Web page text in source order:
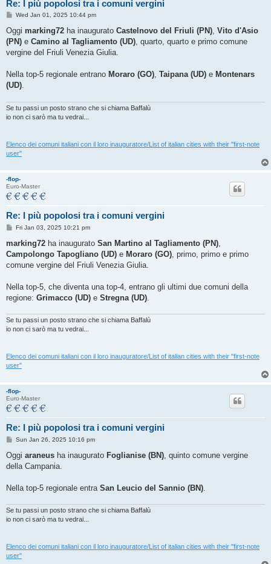
Re: I più popolosi tra i comuni vergini
P
s
t
Wed Jan 01, 2025 10:44 pm
Oggi marking72 ha inaugurato Castelnovo del Friuli (PN), Vito d'Asio
(PN) e Camino al Tagliamento (UD), quarto, quarto e primo comune
vergine del Friuli Venezia Giulia.
Nella top-5 regionale entrano Moraro (GO), Taipana (UD) e Montenars
(UD).
Se tu passi un posto strano che si chiama Baffalù
io non ci sarò ma tu vedrai...
Elenco dei comuni italiani con il loro inauguratore/List of italian cities with their "first-note
user"
-flop-
Euro-Master
Re: I più popolosi tra i comuni vergini
P
s
Fri Jan 03, 2025 10:21 pm
marking72 ha inaugurato San Martino al Tagliamento (PN)
Campolongo Tapogliano (UD) e Moraro (GO) , primo, primo e primo
comune vergine del Friuli Venezia Giulia.
Nella top-5, che diventa una top-4, entrano gli ultimi due comuni della
regione: Grimacco (UD) e Stregna (UD)
Se tu passi un posto strano che si chiama Baffalù
io non ci sarò ma tu vedrai...
Elenco dei comuni italiani con il loro inauguratore/List of italian cities with their "first-note
user"
-flop-
Euro-Master
Re: I più popolosi tra i comuni vergini
P
s
t
Sun Jan 26, 2025 10:16 pm
Oggi araneus ha inaugurato Foglianise (BN) , quinto comune vergine
della Campania.
Nella top-5 regionale entra San Leucio del Sannio (BN)
Se tu passi un posto strano che si chiama Baffalù
io non ci sarò ma tu vedrai...
Elenco dei comuni italiani con il loro inauguratore/List of italian cities with their "first-note
user"